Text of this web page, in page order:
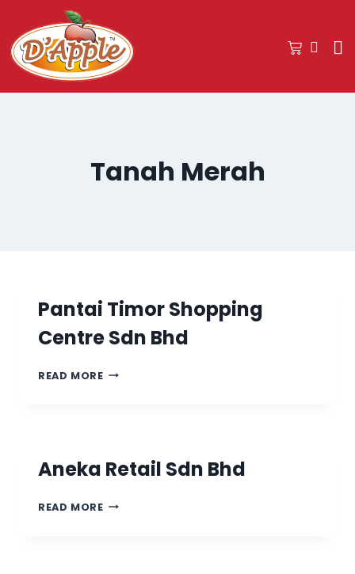
Tanah Merah
Pantai Timor Shopping
Centre Sdn Bhd
READ MORE
Aneka Retail Sdn Bhd
READ MORE